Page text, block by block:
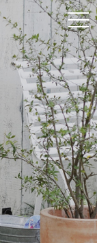
t
o
g
g
l
e
n
a
v
i
g
a
t
o
g
g
l
e
n
a
v
i
g
a